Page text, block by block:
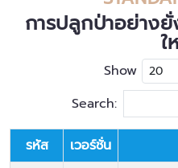
การปลูกป่าอย่าง
Show
Search:
รหัส เวอร์ชั่น